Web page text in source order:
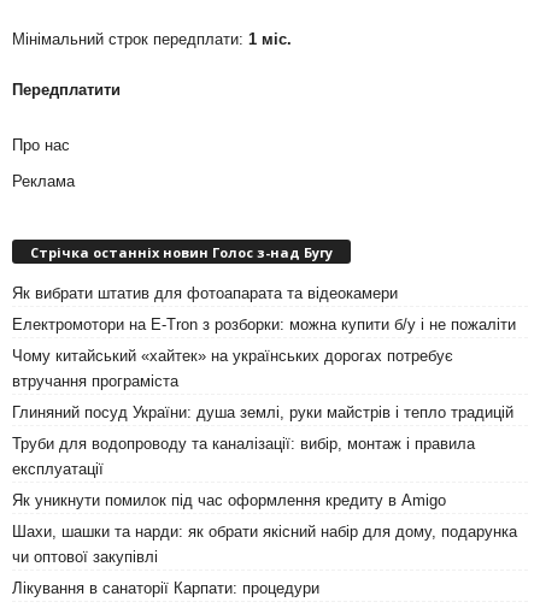
Мінімальний строк передплати: 1 міс.
Передплатити
Про нас
Реклама
Стрічка останніх новин Голос з-над Бугу
Як вибрати штатив для фотоапарата та відеокамери
Електромотори на E-Tron з розборки: можна купити б/у і не пожаліти
Чому китайський «хайтек» на українських дорогах потребує
втручання програміста
Глиняний посуд України: душа землі, руки майстрів і тепло традицій
Труби для водопроводу та каналізації: вибір, монтаж і правила
експлуатації
Як уникнути помилок під час оформлення кредиту в Amigo
Шахи, шашки та нарди: як обрати якісний набір для дому, подарунка
чи оптової закупівлі
Лікування в санаторії Карпати: процедури